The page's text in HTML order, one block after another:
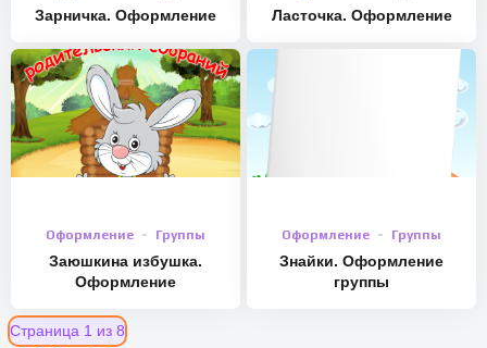
Зарничка. Оформление Ласточка. Оформление
Оформление Группы
Заюшкина избушка.
Оформление
Оформление Группы
Знайки. Оформление
группы
Страница 1 из 8